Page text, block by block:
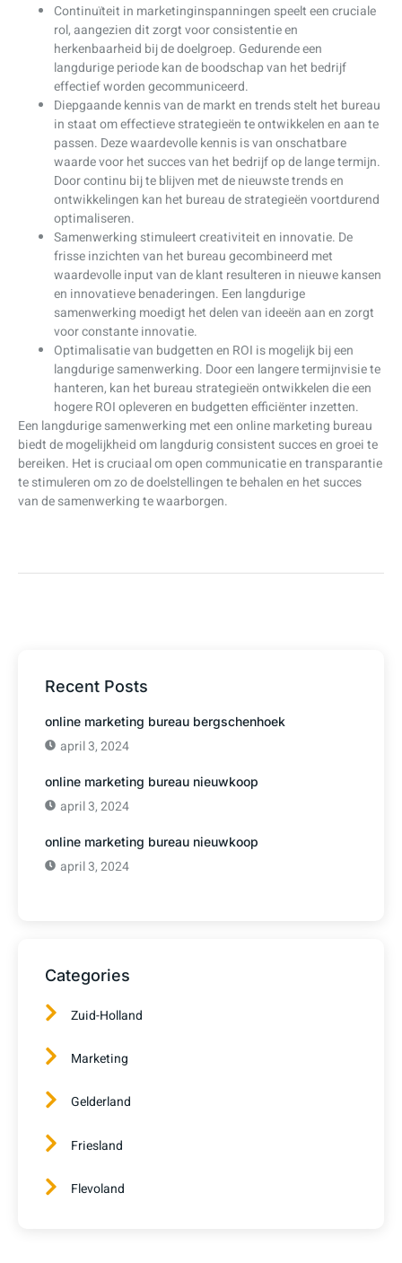
Continuïteit in marketinginspanningen speelt een cruciale
rol, aangezien dit zorgt voor consistentie en
herkenbaarheid bij de doelgroep. Gedurende een
langdurige periode kan de boodschap van het bedrijf
effectief worden gecommuniceerd.
Diepgaande kennis van de markt en trends stelt het bureau
in staat om effectieve strategieën te ontwikkelen en aan te
passen. Deze waardevolle kennis is van onschatbare
waarde voor het succes van het bedrijf op de lange termijn.
Door continu bij te blijven met de nieuwste trends en
ontwikkelingen kan het bureau de strategieën voortdurend
optimaliseren.
Samenwerking stimuleert creativiteit en innovatie. De
frisse inzichten van het bureau gecombineerd met
waardevolle input van de klant resulteren in nieuwe kansen
en innovatieve benaderingen. Een langdurige
samenwerking moedigt het delen van ideeën aan en zorgt
voor constante innovatie.
Optimalisatie van budgetten en ROI is mogelijk bij een
langdurige samenwerking. Door een langere termijnvisie te
hanteren, kan het bureau strategieën ontwikkelen die een
hogere ROI opleveren en budgetten efficiënter inzetten.
Een langdurige samenwerking met een online marketing bureau
biedt de mogelijkheid om langdurig consistent succes en groei te
bereiken. Het is cruciaal om open communicatie en transparantie
te stimuleren om zo de doelstellingen te behalen en het succes
van de samenwerking te waarborgen.
Recent Posts
online marketing bureau bergschenhoek
april 3, 2024
online marketing bureau nieuwkoop
april 3, 2024
online marketing bureau nieuwkoop
april 3, 2024
Categories
Zuid-Holland
Marketing
Gelderland
Friesland
Flevoland